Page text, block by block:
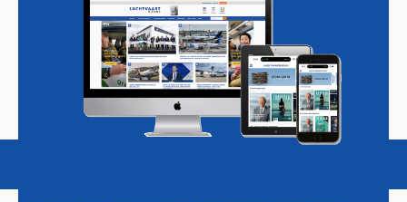
Magazine Podcasts Vacatures